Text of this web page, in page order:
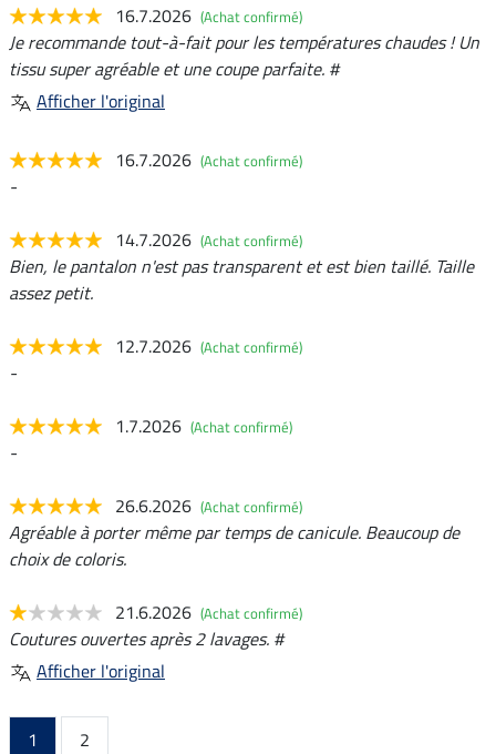
16.7.2026 (Achat confirmé)
Je recommande tout-à-fait pour les températures chaudes ! Un
tissu super agréable et une coupe parfaite. #
Afficher l'original
16.7.2026 (Achat confirmé)
-
14.7.2026 (Achat confirmé)
Bien, le pantalon n'est pas transparent et est bien taillé. Taille
assez petit.
12.7.2026 (Achat confirmé)
-
1.7.2026 (Achat confirmé)
-
26.6.2026 (Achat confirmé)
Agréable à porter même par temps de canicule. Beaucoup de
choix de coloris.
21.6.2026 (Achat confirmé)
Coutures ouvertes après 2 lavages. #
Afficher l'original
1
2